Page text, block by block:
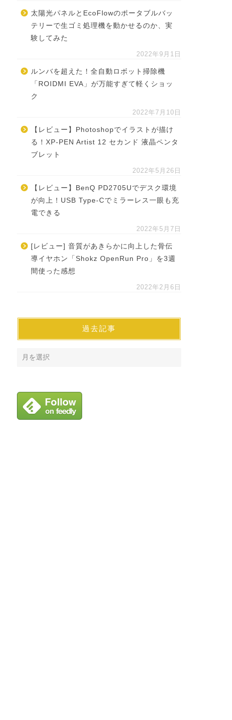
太陽光パネルとEcoFlowのポータブルバッ
テリーで生ゴミ処理機を動かせるのか、実
験してみた
2022年9月1日
ルンバを超えた！全自動ロボット掃除機
「ROIDMI EVA」が万能すぎて軽くショッ
ク
2022年7月10日
【レビュー】Photoshopでイラストが描け
る！XP-PEN Artist 12 セカンド 液晶ペンタ
ブレット
2022年5月26日
【レビュー】BenQ PD2705Uでデスク環境
が向上！USB Type-Cでミラーレス一眼も充
電できる
2022年5月7日
[レビュー] 音質があきらかに向上した骨伝
導イヤホン「Shokz OpenRun Pro」を3週
間使った感想
2022年2月6日
過去記事